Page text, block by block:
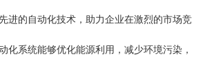
进的自动化技术，助力企业在激烈的市场竞
化系统能够优化能源利用，减少环境污染，